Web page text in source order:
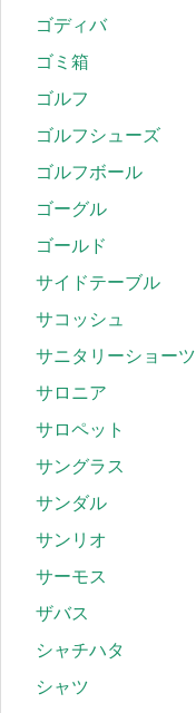
ゴディバ
ゴミ箱
ゴルフ
ゴルフシューズ
ゴルフボール
ゴーグル
ゴールド
サイドテーブル
サコッシュ
サニタリーショーツ
サロニア
サロペット
サングラス
サンダル
サンリオ
サーモス
ザバス
シャチハタ
シャツ